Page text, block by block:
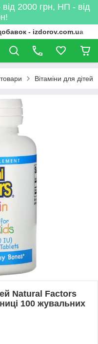
2000 грн, НП - від
- izdorov.com.ua
Вітаміни для дітей
Natural Factors
100 жувальних